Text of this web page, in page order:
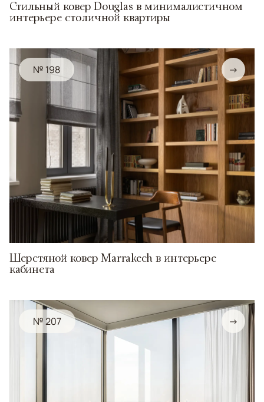
Стильный ковер Douglas в минималистичном
интерьере столичной квартиры
№ 198 →
Шерстяной ковер Marrakech в интерьере
кабинета
№ 207 →